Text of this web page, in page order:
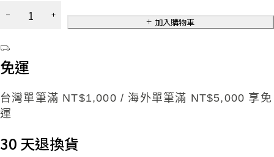
New【手
工限量】
Bear 台
灣黑熊公
加入購物車
免運
台灣單筆滿 NT$1,000 / 海外單筆滿 NT$5,000 享免
運
30 天退換貨